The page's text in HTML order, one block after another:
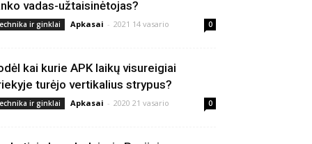
vadas-užtaisinėtojas?
ir ginklai Apkasai - 2021 14 vasario 0
kai kurie APK laikų visureigiai
turėjo vertikalius strypus?
ir ginklai Apkasai - 2020 21 vasario 0